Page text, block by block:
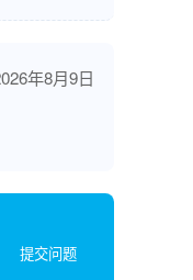
年8月9日
提交问题